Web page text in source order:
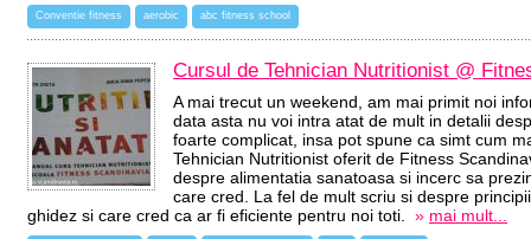
Conventie fitness aerobic abc fitness school
Cursul de Tehnician Nutritionist @
A mai trecut un weekend, am mai primit noi
data asta nu voi intra atat de mult in detalii
foarte complicat, insa pot spune ca simt cum
Tehnician Nutritionist oferit de Fitness
despre alimentatia sanatoasa si incerc sa
care cred. La fel de mult scriu si despre
ghidez si care cred ca ar fi eficiente pentru noi toti. » mai mult...